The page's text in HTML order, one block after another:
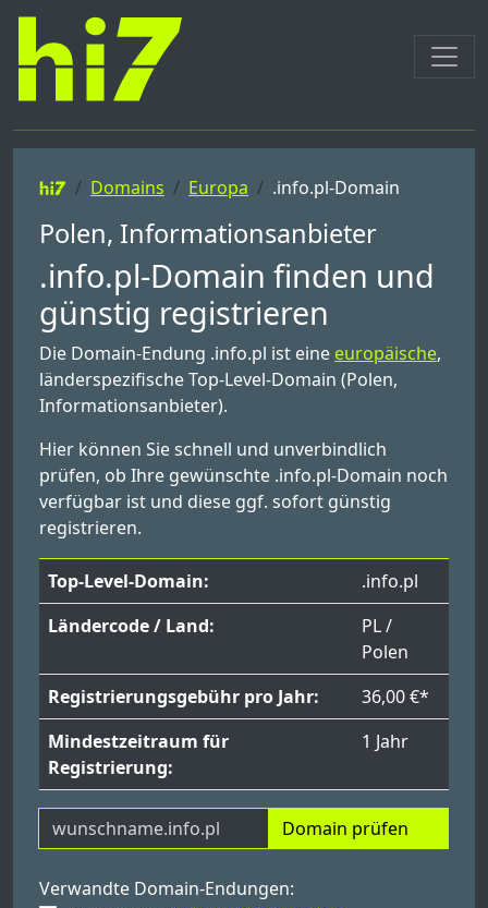
Domains Europa .info.pl-Domain
Polen, Informationsanbieter
.info.pl-Domain finden und
günstig registrieren
Die Domain-Endung .info.pl ist eine europäische,
länderspezifische Top-Level-Domain (Polen,
Informationsanbieter).
Hier können Sie schnell und unverbindlich
prüfen, ob Ihre gewünschte .info.pl-Domain noch
verfügbar ist und diese ggf. sofort günstig
registrieren.
Top-Level-Domain:
.info.pl
Ländercode / Land:
PL /
Polen
Registrierungsgebühr pro Jahr:
36,00 €*
Mindestzeitraum für
Registrierung:
1 Jahr
Domain prüfen
Verwandte Domain-Endungen: